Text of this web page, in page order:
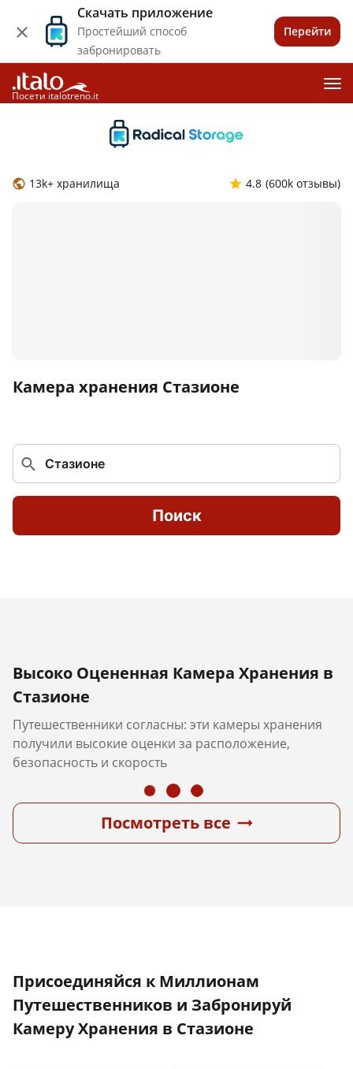
Скачать приложение
Простейший способ
забронировать
Перейти
Посети italotreno.it
13k+ хранилища 4.8 (600k отзывы)
Камера хранения Стазионе
Поиск
Высоко Оцененная Камера Хранения в
Стазионе
Путешественники согласны: эти камеры хранения
получили высокие оценки за расположение,
безопасность и скорость
Посмотреть все
Присоединяйся к Миллионам
Путешественников и Забронируй
Камеру Хранения в Стазионе